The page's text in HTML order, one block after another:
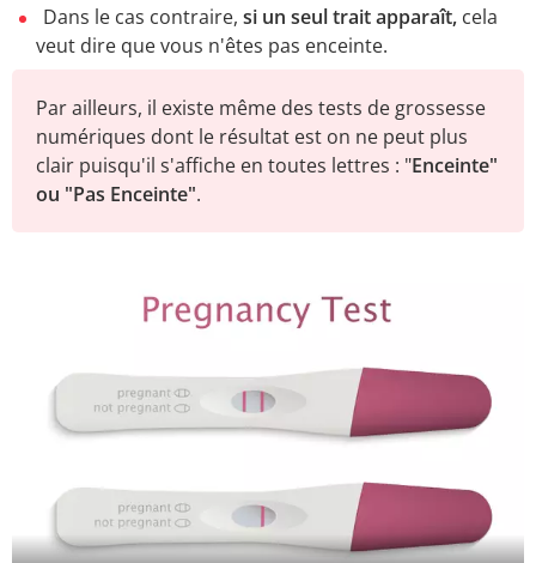
Dans le cas contraire, si un seul trait apparaît, cela
veut dire que vous n'êtes pas enceinte.
Par ailleurs, il existe même des tests de grossesse
numériques dont le résultat est on ne peut plus
clair puisqu'il s'affiche en toutes lettres : "Enceinte"
ou "Pas Enceinte".